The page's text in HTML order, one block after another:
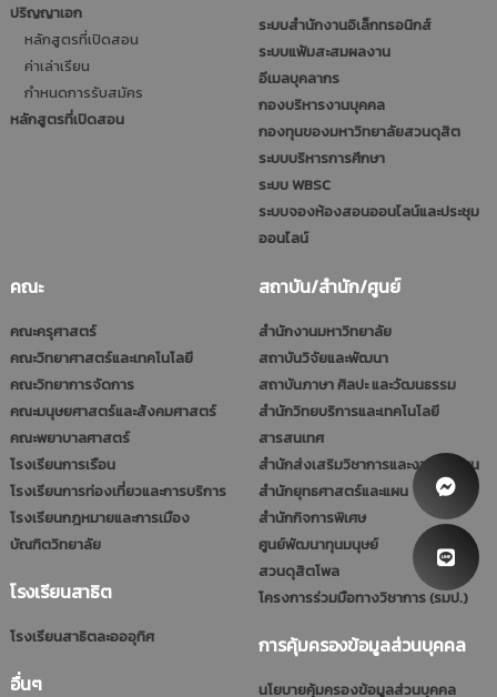
ปริญญาเอก
หลักสูตรที่เปิดสอน
ค่าเล่าเรียน
กำหนดการรับสมัคร
หลักสูตรที่เปิดสอน
ระบบสำนักงานอิเล็กทรอนิกส์
ระบบแฟ้มสะสมผลงาน
อีเมลบุคลากร
กองบริหารงานบุคคล
กองทุนของมหาวิทยาลัยสวนดุสิต
ระบบบริหารการศึกษา
ระบบ WBSC
ระบบจองห้องสอนออนไลน์และประชุม
ออนไลน์
คณะ
คณะครุศาสตร์
คณะวิทยาศาสตร์และเทคโนโลยี
คณะวิทยาการจัดการ
คณะมนุษยศาสตร์และสังคมศาสตร์
คณะพยาบาลศาสตร์
โรงเรียนการเรือน
โรงเรียนการท่องเที่ยวและการบริการ
โรงเรียนกฎหมายและการเมือง
บัณฑิตวิทยาลัย
โรงเรียนสาธิต
โรงเรียนสาธิตละอออุทิศ
อื่นๆ
สถาบัน/สำนัก/ศูนย์
สำนักงานมหาวิทยาลัย
สถาบันวิจัยและพัฒนา
สถาบันภาษา ศิลปะ และวัฒนธรรม
สำนักวิทยบริการและเทคโนโลยี
สารสนเทศ
สำนักส่งเสริมวิชาการและงานทะเบียน
สำนักยุทธศาสตร์และแผน
สำนักกิจการพิเศษ
ศูนย์พัฒนาทุนมนุษย์
สวนดุสิตโพล
โครงการร่วมมือทางวิชาการ (รมป.)
การคุ้มครองข้อมูลส่วนบุคคล
นโยบายคุ้มครองข้อมูลส่วนบุคคล